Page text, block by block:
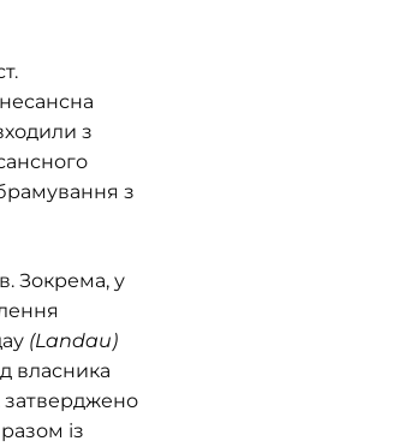
з
з
Зокрема, у
(Landau)
власника
затверджено
із